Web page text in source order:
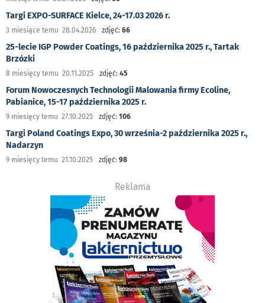
Targi EXPO-SURFACE Kielce, 24-17.03 2026 r.
3 miesiące temu 28.04.2026 zdjęć: 66
25-lecie IGP Powder Coatings, 16 października 2025 r., Tartak
Brzózki
8 miesięcy temu 20.11.2025 zdjęć: 45
Forum Nowoczesnych Technologii Malowania firmy Ecoline,
Pabianice, 15-17 października 2025 r.
9 miesięcy temu 27.10.2025 zdjęć: 106
Targi Poland Coatings Expo, 30 września-2 października 2025 r.,
Nadarzyn
9 miesięcy temu 21.10.2025 zdjęć: 98
Reklama